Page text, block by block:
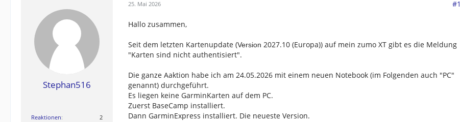
Stephan516
Reaktionen
2
25. Mai 2026 #1
Hallo zusammen,
Seit dem letzten Kartenupdate (Version 2027.10 (Europa)) auf mein zumo XT gibt es die Meldung
"Karten sind nicht authentisiert".
Die ganze Aaktion habe ich am 24.05.2026 mit einem neuen Notebook (im Folgenden auch "PC"
genannt) durchgeführt.
Es liegen keine GarminKarten auf dem PC.
Zuerst BaseCamp installiert.
Dann GarminExpress installiert. Die neueste Version.